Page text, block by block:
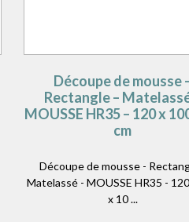
Découpe de mousse
Rectangle –
MOUSSE HR35 – 120 x
cm
Découpe de mousse -
Matelassé - MOUSSE HR35 -
x 10 ...